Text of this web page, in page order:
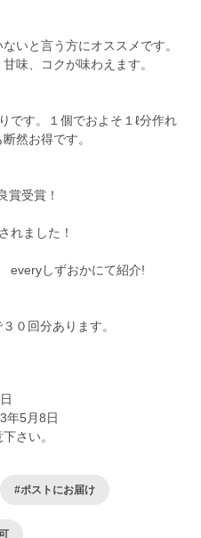
いと言う方にオススメです。
味、コクが味わえます。
です。１個でおよそ１ℓ分作れ
然お得です。
賞受賞！
れました！
しずおかにて紹介!
０回分あります。
年5月8日
さい。
#ポストにお届け